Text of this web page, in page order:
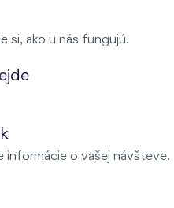
si, ako u nás fungujú.
informácie o vašej návšteve.